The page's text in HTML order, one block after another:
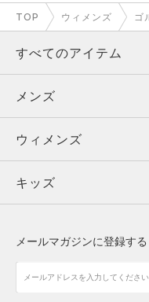
TOP ウィメンズ ゴ
すべてのアイテム
メンズ
ウィメンズ
キッズ
アクセサリー
メンズ
トップス
ボトムス
アクセサリー
ウィメンズ
トップス
シューズ
キッズ
メールマガジンに登録する